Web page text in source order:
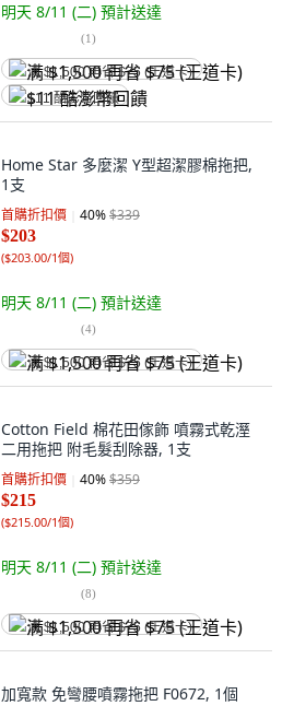
明天 8/11 (二) 預計送達
(1)
满 $1,500 再省 $75 (王道卡)
$11 酷澎幣回饋
Home Star 多麼潔 Y型超潔膠棉拖把,
1支
首購折扣價 40%$339
$203
($203.00/1個)
明天 8/11 (二) 預計送達
(4)
满 $1,500 再省 $75 (王道卡)
Cotton Field 棉花田傢飾 噴霧式乾溼
二用拖把 附毛髮刮除器, 1支
首購折扣價 40%$359
$215
($215.00/1個)
明天 8/11 (二) 預計送達
(8)
满 $1,500 再省 $75 (王道卡)
加寬款 免彎腰噴霧拖把 F0672, 1個